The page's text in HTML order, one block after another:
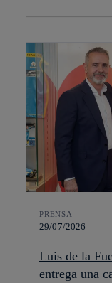
PRENSA
29/07/2026
Luis de la
entrega una